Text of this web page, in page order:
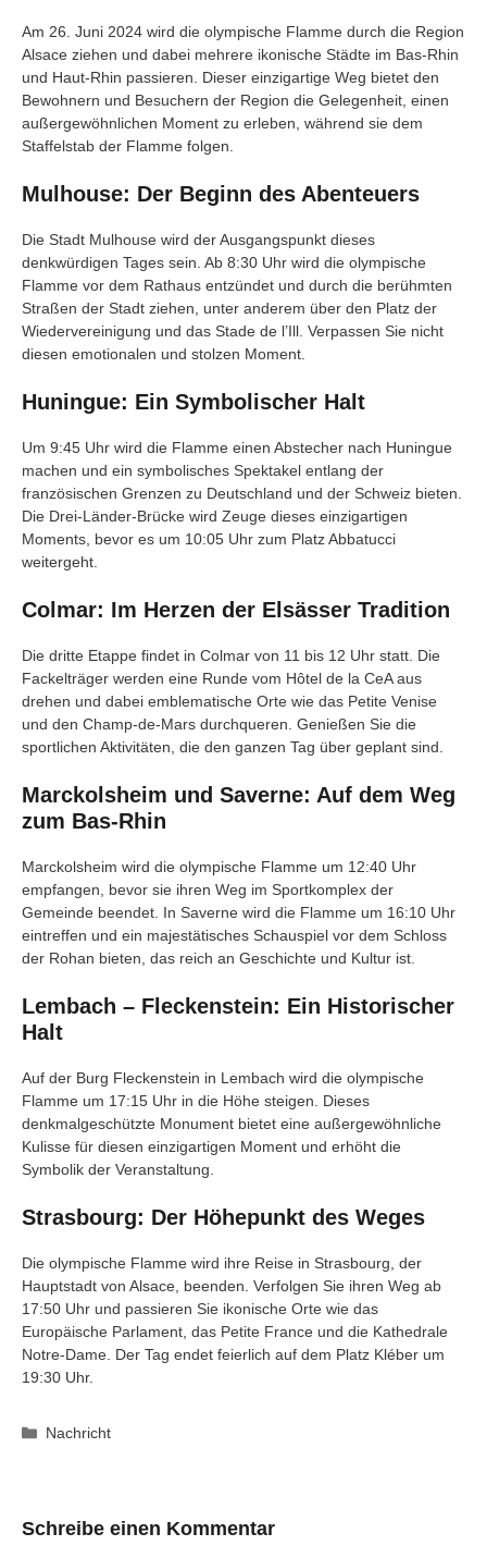
Am 26. Juni 2024 wird die olympische Flamme durch die Region
Alsace ziehen und dabei mehrere ikonische Städte im Bas-Rhin
und Haut-Rhin passieren. Dieser einzigartige Weg bietet den
Bewohnern und Besuchern der Region die Gelegenheit, einen
außergewöhnlichen Moment zu erleben, während sie dem
Staffelstab der Flamme folgen.
Mulhouse: Der Beginn des Abenteuers
Die Stadt Mulhouse wird der Ausgangspunkt dieses
denkwürdigen Tages sein. Ab 8:30 Uhr wird die olympische
Flamme vor dem Rathaus entzündet und durch die berühmten
Straßen der Stadt ziehen, unter anderem über den Platz der
Wiedervereinigung und das Stade de l’Ill. Verpassen Sie nicht
diesen emotionalen und stolzen Moment.
Huningue: Ein Symbolischer Halt
Um 9:45 Uhr wird die Flamme einen Abstecher nach Huningue
machen und ein symbolisches Spektakel entlang der
französischen Grenzen zu Deutschland und der Schweiz bieten.
Die Drei-Länder-Brücke wird Zeuge dieses einzigartigen
Moments, bevor es um 10:05 Uhr zum Platz Abbatucci
weitergeht.
Colmar: Im Herzen der Elsässer Tradition
Die dritte Etappe findet in Colmar von 11 bis 12 Uhr statt. Die
Fackelträger werden eine Runde vom Hôtel de la CeA aus
drehen und dabei emblematische Orte wie das Petite Venise
und den Champ-de-Mars durchqueren. Genießen Sie die
sportlichen Aktivitäten, die den ganzen Tag über geplant sind.
Marckolsheim und Saverne: Auf dem Weg
zum Bas-Rhin
Marckolsheim wird die olympische Flamme um 12:40 Uhr
empfangen, bevor sie ihren Weg im Sportkomplex der
Gemeinde beendet. In Saverne wird die Flamme um 16:10 Uhr
eintreffen und ein majestätisches Schauspiel vor dem Schloss
der Rohan bieten, das reich an Geschichte und Kultur ist.
Lembach – Fleckenstein: Ein Historischer
Halt
Auf der Burg Fleckenstein in Lembach wird die olympische
Flamme um 17:15 Uhr in die Höhe steigen. Dieses
denkmalgeschützte Monument bietet eine außergewöhnliche
Kulisse für diesen einzigartigen Moment und erhöht die
Symbolik der Veranstaltung.
Strasbourg: Der Höhepunkt des Weges
Die olympische Flamme wird ihre Reise in Strasbourg, der
Hauptstadt von Alsace, beenden. Verfolgen Sie ihren Weg ab
17:50 Uhr und passieren Sie ikonische Orte wie das
Europäische Parlament, das Petite France und die Kathedrale
Notre-Dame. Der Tag endet feierlich auf dem Platz Kléber um
19:30 Uhr.
Kategorien
Nachricht
Schreibe einen Kommentar